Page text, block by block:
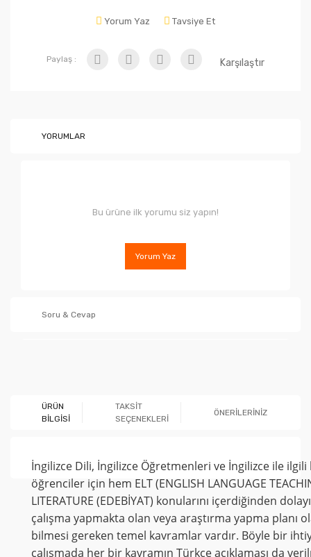
Yorum Yaz Tavsiye Et
Paylaş : Karşılaştır
YORUMLAR
Bu ürüne ilk yorumu siz yapın!
Yorum Yaz
Soru & Cevap
ÜRÜN
BİLGİSİ
TAKSİT
SEÇENEKLERİ
ÖNERİLERİNİZ
İngilizce Dili, İngilizce Öğretmenleri ve İngilizce ile
öğrenciler için hem ELT (ENGLISH LANGUAGE
LITERATURE (EDEBİYAT) konularını içerdiğinden
çalışma yapmakta olan veya araştırma yapma
bilmesi gereken temel kavramlar vardır. Böyle bir
çalışmada her bir kavramın Türkçe açıklaması da